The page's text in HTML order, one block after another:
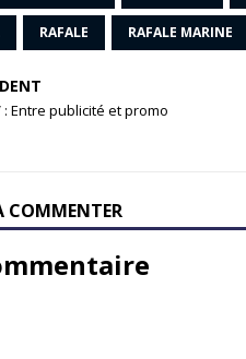
RAFALE RAFALE MARINE
: Entre publicité et promo
COMMENTER